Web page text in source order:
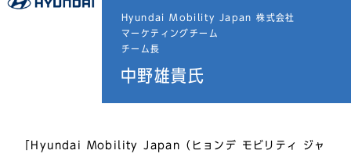
Hyundai Mobility Japan 株式会社
マーケティングチーム
チーム長
中野雄貴氏
「Hyundai Mobility Japan（ヒョンデ モビリティ ジャ